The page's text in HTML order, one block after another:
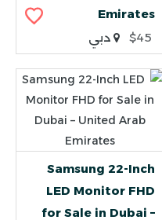
Emirates
$45
دبي
Samsung 22-Inch
LED Monitor FHD
for Sale in Dubai –